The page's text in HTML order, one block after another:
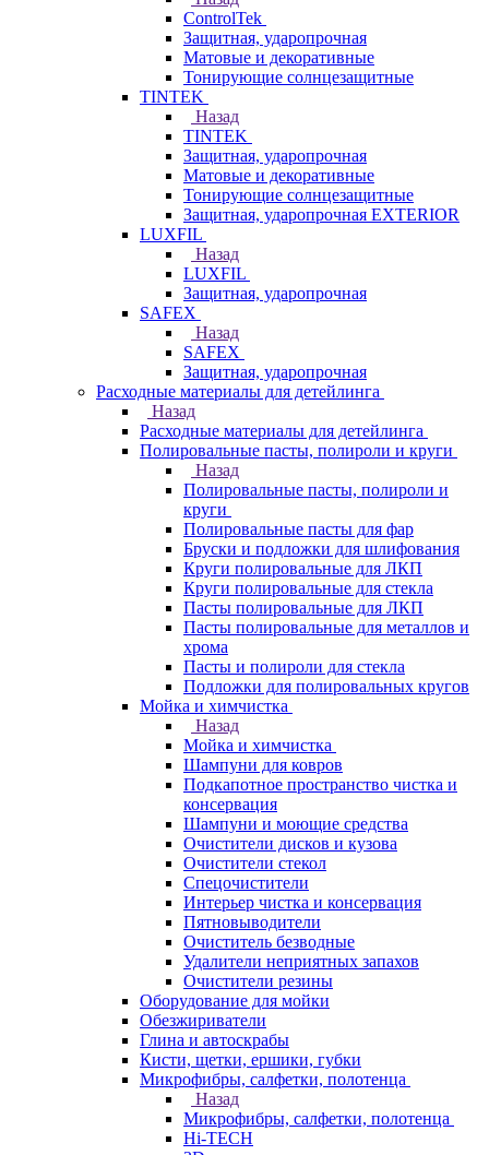
ControlTek
Защитная, ударопрочная
Матовые и декоративные
Тонирующие солнцезащитные
TINTEK
Назад
TINTEK
Защитная, ударопрочная
Матовые и декоративные
Тонирующие солнцезащитные
Защитная, ударопрочная EXTERIOR
LUXFIL
Назад
LUXFIL
Защитная, ударопрочная
SAFEX
Назад
SAFEX
Защитная, ударопрочная
Расходные материалы для детейлинга
Назад
Расходные материалы для детейлинга
Полировальные пасты, полироли и круги
Назад
Полировальные пасты, полироли и
круги
Полировальные пасты для фар
Бруски и подложки для шлифования
Круги полировальные для ЛКП
Круги полировальные для стекла
Пасты полировальные для ЛКП
Пасты полировальные для металлов и
хрома
Пасты и полироли для стекла
Подложки для полировальных кругов
Мойка и химчистка
Назад
Мойка и химчистка
Шампуни для ковров
Подкапотное пространство чистка и
консервация
Шампуни и моющие средства
Очистители дисков и кузова
Очистители стекол
Спецочистители
Интерьер чистка и консервация
Пятновыводители
Очиститель безводные
Удалители неприятных запахов
Очистители резины
Оборудование для мойки
Обезжириватели
Глина и автоскрабы
Кисти, щетки, ершики, губки
Микрофибры, салфетки, полотенца
Назад
Микрофибры, салфетки, полотенца
Hi-TECH